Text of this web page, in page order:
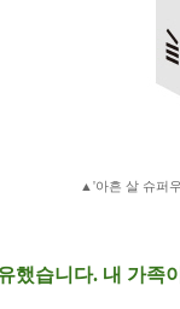
▲'아흔 살 슈퍼
했습니다. 내 가